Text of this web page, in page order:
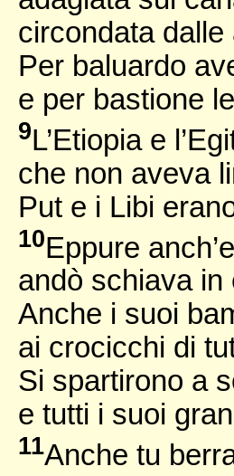
circondata dalle
Per baluardo
e per bastione
9L’Etiopia e
che non aveva
Put e i Libi
10Eppure
andò schiava in
Anche i suoi
ai crocicchi di
Si spartirono a
e tutti i suoi
11Anche tu